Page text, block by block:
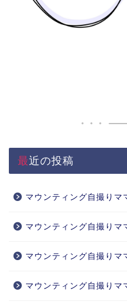
最近の投稿
マウンティング自撮りマ
マウンティング自撮りマ
マウンティング自撮りマ
マウンティング自撮り